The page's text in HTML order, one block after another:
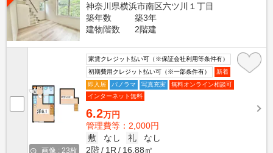
神奈川県横浜市南区六ツ川１丁目
築年数
築3年
建物階数
2階建
画像 : 23枚
家賃クレジット払い可（※保証会社利用等条件有）
初期費用クレジット払い可（※一部条件有）
新着
即入居
パノラマ 写真充実
無料オンライン相談可
インターネット無料
6.2万円
管理費等：2,000円
敷
なし 礼
なし
2階
1R 16.88㎡